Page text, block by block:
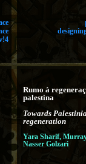
Rumo à
palestina
Towards
regeneration
Yara Sharif,
Nasser Golzari